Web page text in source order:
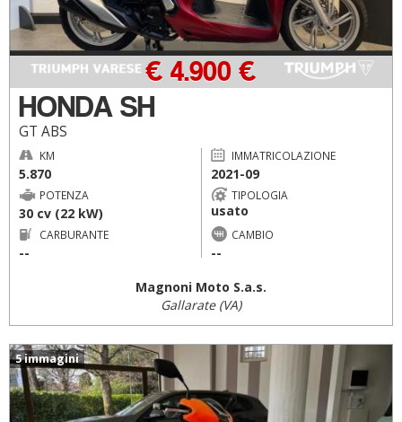
HONDA SH
GT ABS
€ 4.900 €
KM
5.870
IMMATRICOLAZIONE
2021-09
POTENZA
30 cv (22 kW)
TIPOLOGIA
usato
CARBURANTE
--
CAMBIO
--
Magnoni Moto S.a.s.
Gallarate (VA)
5 immagini